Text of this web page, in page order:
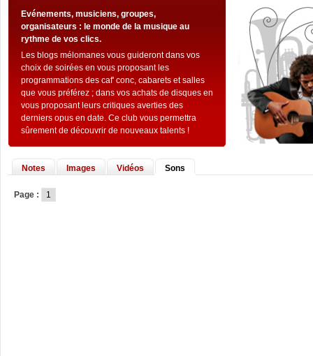
Evénements, musiciens, groupes,
organisateurs : le monde de la musique au
rythme de vos clics.
Les blogs mélomanes vous guideront dans vos
choix de soirées en vous proposant les
programmations des caf' conc, cabarets et salles
que vous préférez ; dans vos achats de disques en
vous proposant leurs critiques averties des
derniers opus en date. Ce club vous permettra
sûrement de découvrir de nouveaux talents !
Notes Images Vidéos Sons
Page : 1